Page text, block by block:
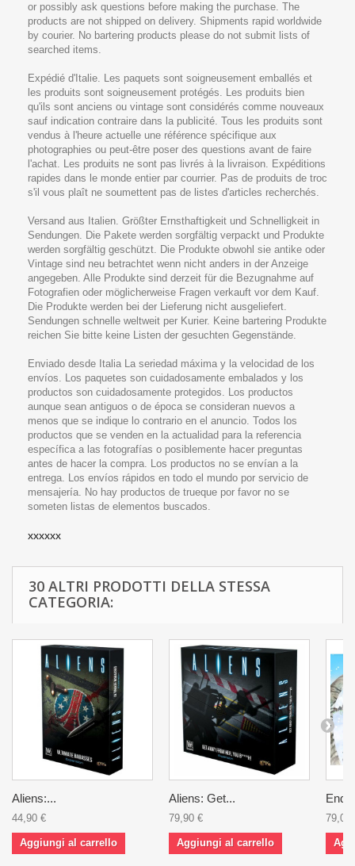
or possibly ask questions before making the purchase. The
products are not shipped on delivery. Shipments rapid worldwide
by courier. No bartering products please do not submit lists of
searched items.
Expédié d'Italie. Les paquets sont soigneusement emballés et
les produits sont soigneusement protégés. Les produits bien
qu'ils sont anciens ou vintage sont considérés comme nouveaux
sauf indication contraire dans la publicité. Tous les produits sont
vendus à l'heure actuelle une référence spécifique aux
photographies ou peut-être poser des questions avant de faire
l'achat. Les produits ne sont pas livrés à la livraison. Expéditions
rapides dans le monde entier par courrier. Pas de produits de troc
s'il vous plaît ne soumettent pas de listes d'articles recherchés.
Versand aus Italien. Größter Ernsthaftigkeit und Schnelligkeit in
Sendungen. Die Pakete werden sorgfältig verpackt und Produkte
werden sorgfältig geschützt. Die Produkte obwohl sie antike oder
Vintage sind neu betrachtet wenn nicht anders in der Anzeige
angegeben. Alle Produkte sind derzeit für die Bezugnahme auf
Fotografien oder möglicherweise Fragen verkauft vor dem Kauf.
Die Produkte werden bei der Lieferung nicht ausgeliefert.
Sendungen schnelle weltweit per Kurier. Keine bartering Produkte
reichen Sie bitte keine Listen der gesuchten Gegenstände.
Enviado desde Italia La seriedad máxima y la velocidad de los
envíos. Los paquetes son cuidadosamente embalados y los
productos son cuidadosamente protegidos. Los productos
aunque sean antiguos o de época se consideran nuevos a
menos que se indique lo contrario en el anuncio. Todos los
productos que se venden en la actualidad para la referencia
específica a las fotografías o posiblemente hacer preguntas
antes de hacer la compra. Los productos no se envían a la
entrega. Los envíos rápidos en todo el mundo por servicio de
mensajería. No hay productos de trueque por favor no se
someten listas de elementos buscados.
xxxxxx
30 ALTRI PRODOTTI DELLA STESSA
CATEGORIA:
Aliens:...
44,90 €
Aggiungi al carrello
Aliens: Get...
79,90 €
Aggiungi al carrello
79,00